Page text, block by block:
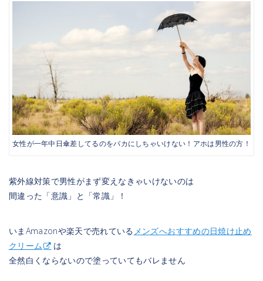
女性が一年中日傘差してるのをバカにしちゃいけない！アホは男性の方！
紫外線対策で男性がまず変えなきゃいけないのは
間違った「意識」と「常識」！
いまAmazonや楽天で売れている メンズへおすすめの日焼け止め
クリーム
は
全然白くならないので塗っていてもバレません